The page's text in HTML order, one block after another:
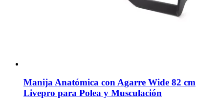
Manija Anatómica con Agarre Wide 82 cm
Livepro para Polea y Musculación